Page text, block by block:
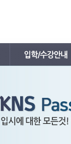
강의시간표 / 교재소
입학안내
레벨 테스트